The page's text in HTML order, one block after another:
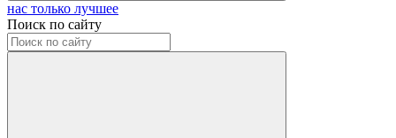
нас только лучшее
Поиск по сайту